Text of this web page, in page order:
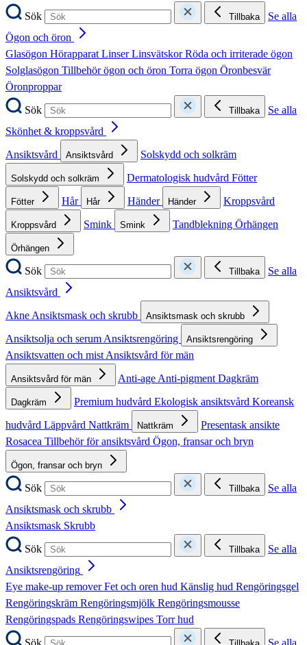
Sök
Tillbaka
Se alla
Ögon och öron
Glasögon HörapparatLinserLinsvätskorRöda och irriterade ögon
Solglasögon Tillbehör ögon och öron Torra ögon Öronbesvär
Öronproppar
Sök
Tillbaka
Se alla
Skönhet & kroppsvård
Ansiktsvård
Ansiktsvård Solskydd och solkräm
Solskydd och solkräm Dermatologisk hudvård Fötter
Fötter Hår Hår Händer Händer Kroppsvård
Kroppsvård Smink Smink Tandblekning Örhängen
Örhängen
Sök Tillbaka
Se alla
Ansiktsvård
AkneAnsiktsmask och skrubb Ansiktsmask och skrubb
Ansiktsolja och serumAnsiktsrengöring Ansiktsrengöring
Ansiktsvatten och mistAnsiktsvård för män
Ansiktsvård för män Anti-ageAnti-pigmentDagkräm
Dagkräm Premium hudvård Ekologisk ansiktsvård Koreansk
hudvård Läppvård Nattkräm Nattkräm
Presentask ansikte
Rosacea Tillbehör för ansiktsvård Ögon, fransar och bryn
Ögon, fransar och bryn
Sök Tillbaka
Se alla
Ansiktsmask och skrubb
Ansiktsmask Skrubb
Sök
Tillbaka
Se alla
Ansiktsrengöring
Eye make-up removerFet och oren hud Känslig hud Rengöringsgel
Rengöringskräm Rengöringsmjölk Rengöringsmousse
Rengöringspads Rengöringswipes Torr hud